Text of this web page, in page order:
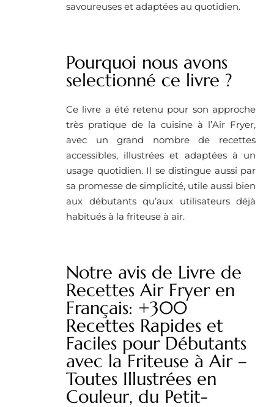
savoureuses et adaptées au quotidien.
Pourquoi nous avons
selectionné ce livre ?
Ce livre a été retenu pour son approche
très pratique de la cuisine à l’Air Fryer,
avec un grand nombre de recettes
accessibles, illustrées et adaptées à un
usage quotidien. Il se distingue aussi par
sa promesse de simplicité, utile aussi bien
aux débutants qu’aux utilisateurs déjà
habitués à la friteuse à air.
Notre avis de Livre de
Recettes Air Fryer en
Français: +300
Recettes Rapides et
Faciles pour Débutants
avec la Friteuse à Air –
Toutes Illustrées en
Couleur, du Petit-